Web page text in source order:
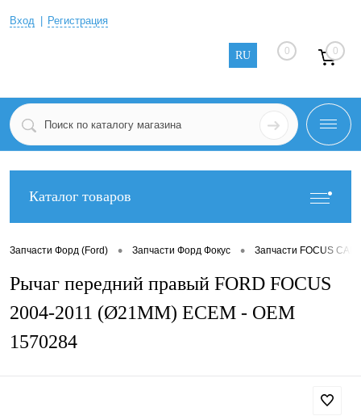
Вход Регистрация
RU 0 0
Каталог товаров
Запчасти Форд (Ford) • Запчасти Форд Фокус • Запчасти FOCUS
Рычаг передний правый FORD FOCUS
2004-2011 (Ø21MM) ECEM - OEM
1570284